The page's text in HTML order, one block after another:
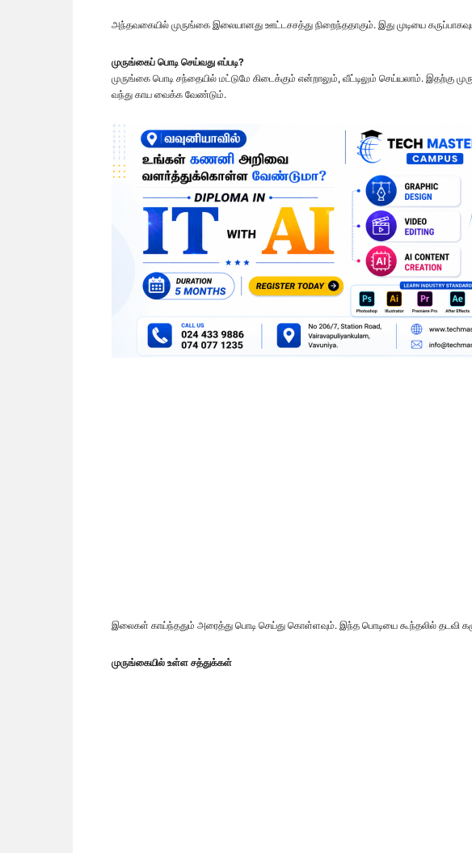
அந்தவகையில் முருங்கை இலையானது ஊட்டசசத்து நிறைந்ததாகும். இது முடியை
முருங்கைப் பொடி செய்வது எப்படி?
முருங்கை பொடி சந்தையில் மட்டுமே கிடைக்கும் என்றாலும், வீட்டிலும் செய்யலாம்.
வந்து காய வைக்க வேண்டும்.
இலைகள் காய்ந்ததும் அரைத்து பொடி செய்து கொள்ளவும். இந்த பொடியை கூந்தலில் தடவி
முருங்கையில் உள்ள சத்துக்கள்